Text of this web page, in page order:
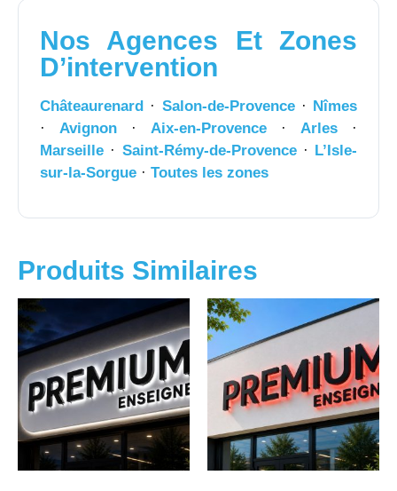
Nos Agences Et Zones
D’intervention
Châteaurenard · Salon-de-Provence· Nîmes
· Avignon · Aix-en-Provence · Arles ·
Marseille · Saint-Rémy-de-Provence· L’Isle-
sur-la-Sorgue · Toutes les zones
Produits Similaires